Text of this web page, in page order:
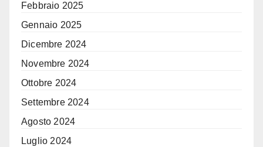
Febbraio 2025
Gennaio 2025
Dicembre 2024
Novembre 2024
Ottobre 2024
Settembre 2024
Agosto 2024
Luglio 2024